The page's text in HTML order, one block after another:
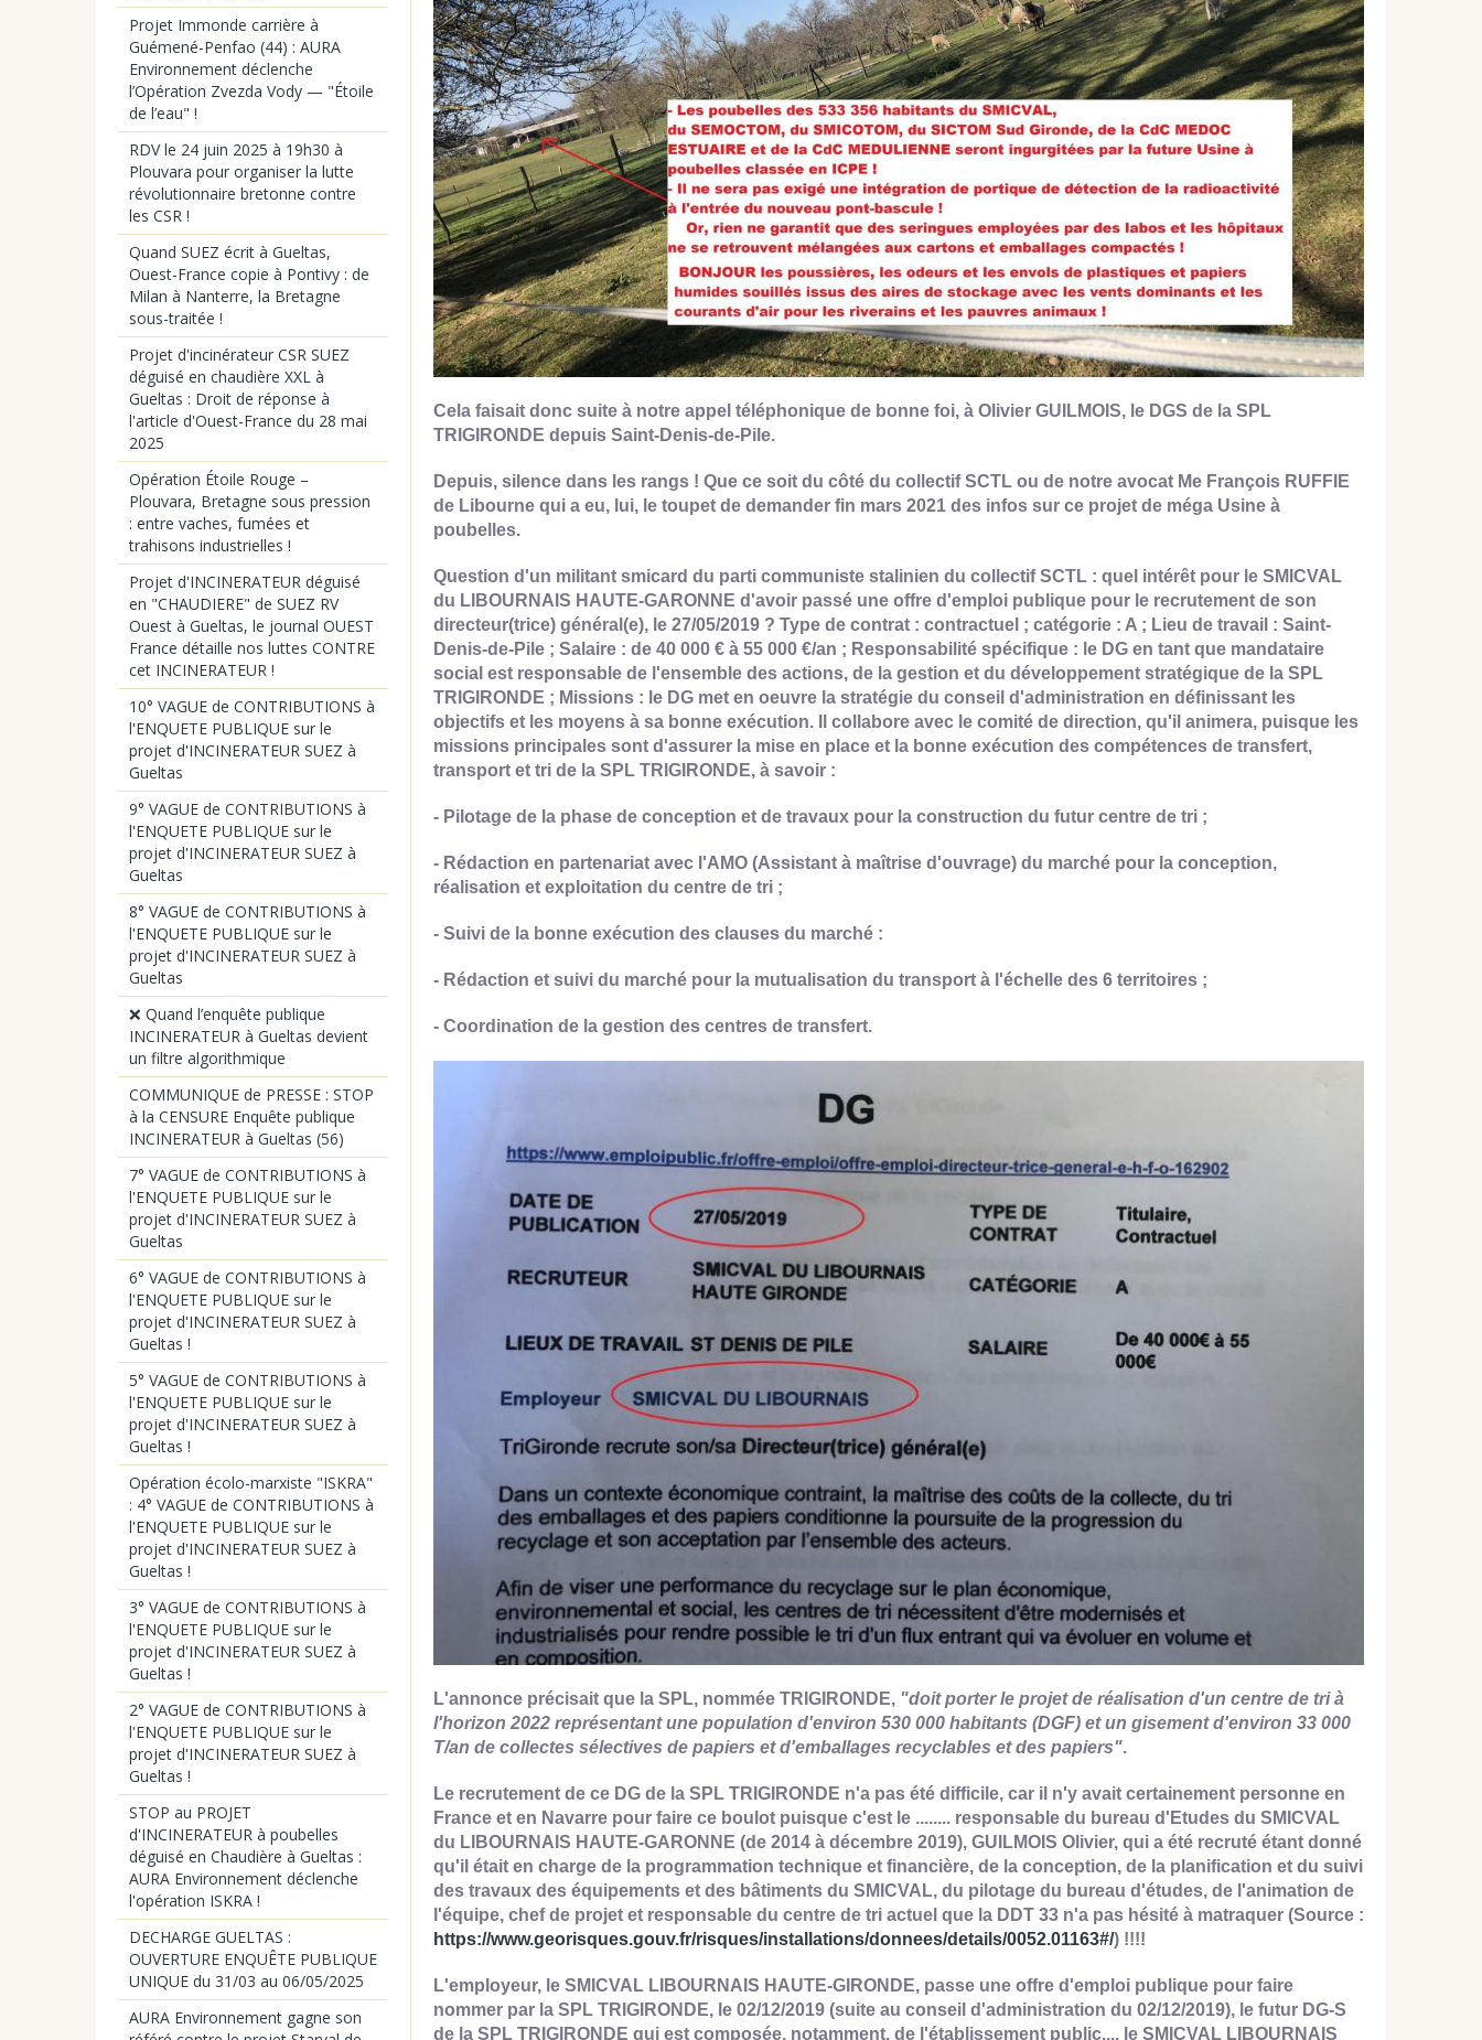
Cela faisait donc suite à notre appel téléphonique de bonne foi, à Olivier GUILMOIS, le DGS de la SPL
TRIGIRONDE depuis Saint-Denis-de-Pile.
Depuis, silence dans les rangs ! Que ce soit du côté du collectif SCTL ou de notre avocat Me François RUFFIE
de Libourne qui a eu, lui, le toupet de demander fin mars 2021 des infos sur ce projet de méga Usine à
poubelles.
Question d'un militant smicard du parti communiste stalinien du collectif SCTL : quel intérêt pour le SMICVAL
du LIBOURNAIS HAUTE-GARONNE d'avoir passé une offre d'emploi publique pour le recrutement de son
directeur(trice) général(e), le 27/05/2019 ? Type de contrat : contractuel ; catégorie : A ; Lieu de travail : Saint-
Denis-de-Pile ; Salaire : de 40 000 € à 55 000 €/an ; Responsabilité spécifique : le DG en tant que mandataire
social est responsable de l'ensemble des actions, de la gestion et du développement stratégique de la SPL
TRIGIRONDE ; Missions : le DG met en oeuvre la stratégie du conseil d'administration en définissant les
objectifs et les moyens à sa bonne exécution. Il collabore avec le comité de direction, qu'il animera, puisque les
missions principales sont d'assurer la mise en place et la bonne exécution des compétences de transfert,
transport et tri de la SPL TRIGIRONDE, à savoir :
- Pilotage de la phase de conception et de travaux pour la construction du futur centre de tri ;
- Rédaction en partenariat avec l'AMO (Assistant à maîtrise d'ouvrage) du marché pour la conception,
réalisation et exploitation du centre de tri ;
- Suivi de la bonne exécution des clauses du marché :
- Rédaction et suivi du marché pour la mutualisation du transport à l'échelle des 6 territoires ;
- Coordination de la gestion des centres de transfert.
L'annonce précisait que la SPL, nommée TRIGIRONDE, "doit porter le projet de réalisation d'un centre de tri à
l'horizon 2022 représentant une population d'environ 530 000 habitants (DGF) et un gisement d'environ 33 000
T/an de collectes sélectives de papiers et d'emballages recyclables et des papiers".
Le recrutement de ce DG de la SPL TRIGIRONDE n'a pas été difficile, car il n'y avait certainement personne en
France et en Navarre pour faire ce boulot puisque c'est le ........ responsable du bureau d'Etudes du SMICVAL
du LIBOURNAIS HAUTE-GARONNE (de 2014 à décembre 2019), GUILMOIS Olivier, qui a été recruté étant donné
qu'il était en charge de la programmation technique et financière, de la conception, de la planification et du suivi
des travaux des équipements et des bâtiments du SMICVAL, du pilotage du bureau d'études, de l'animation de
l'équipe, chef de projet et responsable du centre de tri actuel que la DDT 33 n'a pas hésité à matraquer (Source :
https://www.georisques.gouv.fr/risques/installations/donnees/details/0052.01163#/) !!!!
L'employeur, le SMICVAL LIBOURNAIS HAUTE-GIRONDE, passe une offre d'emploi publique pour faire
nommer par la SPL TRIGIRONDE, le 02/12/2019 (suite au conseil d'administration du 02/12/2019), le futur DG-S
de la SPL TRIGIRONDE qui est composée, notamment, de l'établissement public.... le SMICVAL LIBOURNAIS
Projet Immonde carrière à
Guémené-Penfao (44) : AURA
Environnement déclenche
l’Opération Zvezda Vody — "Étoile
de l’eau" !
RDV le 24 juin 2025 à 19h30 à
Plouvara pour organiser la lutte
révolutionnaire bretonne contre
les CSR !
Quand SUEZ écrit à Gueltas,
Ouest-France copie à Pontivy : de
Milan à Nanterre, la Bretagne
sous-traitée !
Projet d'incinérateur CSR SUEZ
déguisé en chaudière XXL à
Gueltas : Droit de réponse à
l'article d'Ouest-France du 28 mai
2025
Opération Étoile Rouge –
Plouvara, Bretagne sous pression
: entre vaches, fumées et
trahisons industrielles !
Projet d'INCINERATEUR déguisé
en "CHAUDIERE" de SUEZ RV
Ouest à Gueltas, le journal OUEST
France détaille nos luttes CONTRE
cet INCINERATEUR !
10° VAGUE de CONTRIBUTIONS à
l'ENQUETE PUBLIQUE sur le
projet d'INCINERATEUR SUEZ à
Gueltas
9° VAGUE de CONTRIBUTIONS à
l'ENQUETE PUBLIQUE sur le
projet d'INCINERATEUR SUEZ à
Gueltas
8° VAGUE de CONTRIBUTIONS à
l'ENQUETE PUBLIQUE sur le
projet d'INCINERATEUR SUEZ à
Gueltas
❌ Quand l’enquête publique
INCINERATEUR à Gueltas devient
un filtre algorithmique
COMMUNIQUE de PRESSE : STOP
à la CENSURE Enquête publique
INCINERATEUR à Gueltas (56)
7° VAGUE de CONTRIBUTIONS à
l'ENQUETE PUBLIQUE sur le
projet d'INCINERATEUR SUEZ à
Gueltas
6° VAGUE de CONTRIBUTIONS à
l'ENQUETE PUBLIQUE sur le
projet d'INCINERATEUR SUEZ à
Gueltas !
5° VAGUE de CONTRIBUTIONS à
l'ENQUETE PUBLIQUE sur le
projet d'INCINERATEUR SUEZ à
Gueltas !
Opération écolo-marxiste "ISKRA"
: 4° VAGUE de CONTRIBUTIONS à
l'ENQUETE PUBLIQUE sur le
projet d'INCINERATEUR SUEZ à
Gueltas !
3° VAGUE de CONTRIBUTIONS à
l'ENQUETE PUBLIQUE sur le
projet d'INCINERATEUR SUEZ à
Gueltas !
2° VAGUE de CONTRIBUTIONS à
l'ENQUETE PUBLIQUE sur le
projet d'INCINERATEUR SUEZ à
Gueltas !
STOP au PROJET
d'INCINERATEUR à poubelles
déguisé en Chaudière à Gueltas :
AURA Environnement déclenche
l'opération ISKRA !
DECHARGE GUELTAS :
OUVERTURE ENQUÊTE PUBLIQUE
UNIQUE du 31/03 au 06/05/2025
AURA Environnement gagne son